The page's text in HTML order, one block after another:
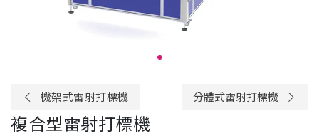
機架式雷射打標機 分體式雷射打標機
複合型雷射打標機